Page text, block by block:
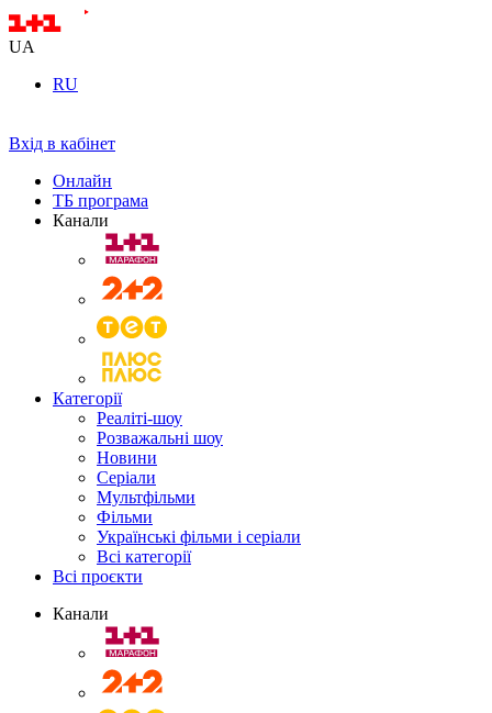
UA
RU
Вхід в кабінет
Онлайн
ТБ програма
Канали
Категорії
Реаліті-шоу
Розважальні шоу
Новини
Серіали
Мультфільми
Фільми
Українські фільми і серіали
Всі категорії
Всі проєкти
Канали